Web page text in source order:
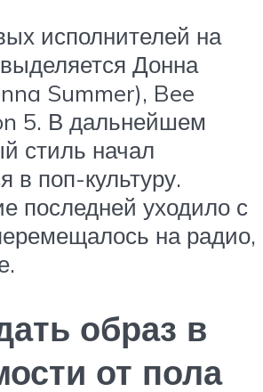
исполнителей на
Донна
Summer), Bee
5. В дальнейшем
стиль начал
в поп-культуру.
последней уходило с
на радио,
образ в
от пола